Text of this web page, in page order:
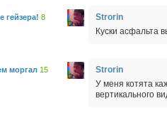
гейзера! 8
Strorin
Куски асфальта
моргал 15
Strorin
У меня котята
вертикального